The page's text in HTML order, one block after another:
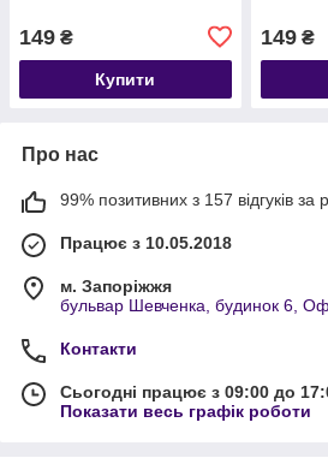
149 ₴
Купити
149₴
Про нас
99% позитивних з 157 відгуків за
Працює з 10.05.2018
м. Запоріжжя
бульвар Шевченка, будинок 6,
Контакти
Сьогодні працює з 09:00 до
Показати весь графік роботи